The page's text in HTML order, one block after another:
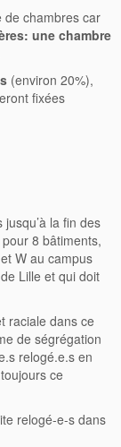
de chambres car
une chambre
(environ 20%),
fixées
la fin des
8 bâtiments,
W au campus
Lille et qui doit
raciale dans ce
de ségrégation
relogé.e.s en
ce
relogé-e-s dans